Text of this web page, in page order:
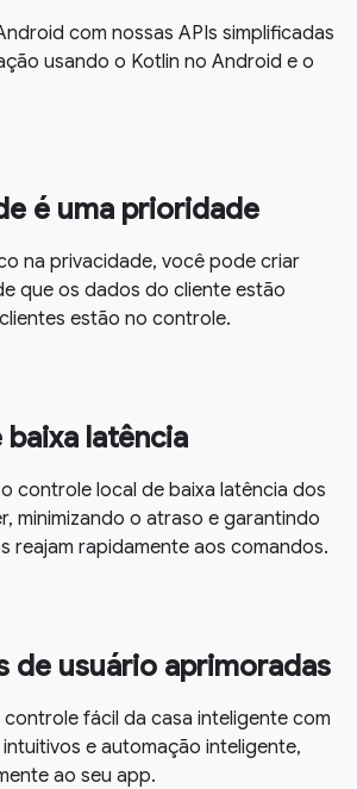
com nossas APIs simplificadas
usando o Kotlin no Android e o
é uma prioridade
na privacidade, você pode criar
que os dados do cliente estão
estão no controle.
latência
controle local de baixa latência dos
minimizando o atraso e garantindo
reajam rapidamente aos comandos.
de usuário aprimoradas
controle fácil da casa inteligente com
e automação inteligente,
ao seu app.